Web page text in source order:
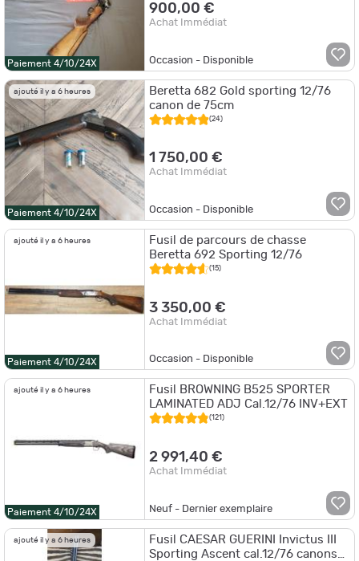
Paiement 4/10/24X
900,00 €
Achat Immédiat
Occasion - Disponible
ajouté il y a 6 heures
Paiement 4/10/24X
Beretta 682 Gold sporting 12/76
canon de 75cm
(24)
1 750,00 €
Achat Immédiat
Occasion - Disponible
ajouté il y a 6 heures
Paiement 4/10/24X
Fusil de parcours de chasse
Beretta 692 Sporting 12/76
(15)
3 350,00 €
Achat Immédiat
Occasion - Disponible
ajouté il y a 6 heures
Paiement 4/10/24X
Fusil BROWNING B525 SPORTER
LAMINATED ADJ Cal.12/76 INV+EXT
(121)
2 991,40 €
Achat Immédiat
Neuf - Dernier exemplaire
ajouté il y a 6 heures
Fusil CAESAR GUERINI Invictus III
Sporting Ascent cal.12/76 canons